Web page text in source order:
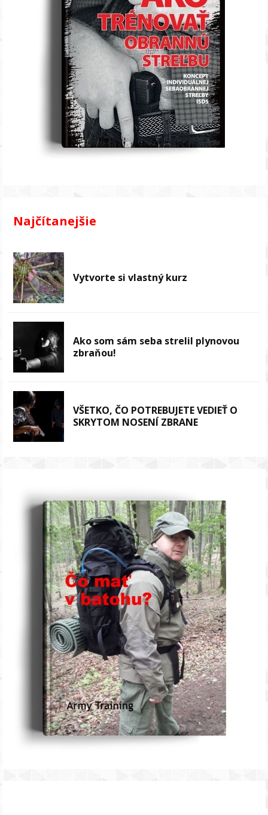
Najčítanejšie
Vytvorte si vlastný kurz
Ako som sám seba strelil plynovou
zbraňou!
VŠETKO, ČO POTREBUJETE VEDIEŤ O
SKRYTOM NOSENÍ ZBRANE